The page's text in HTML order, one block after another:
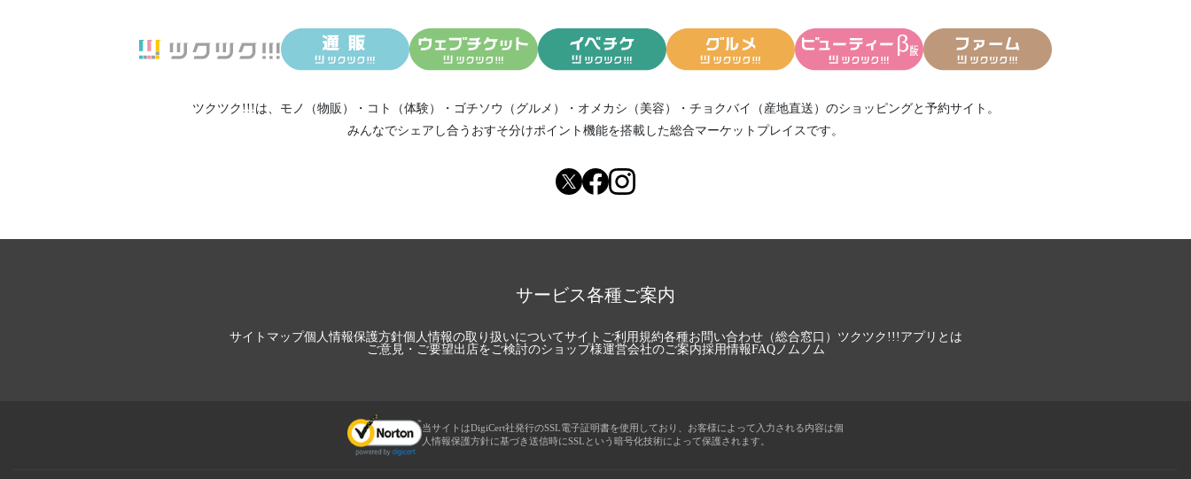
ツクツク!!!は、 モノ（物販） ・ コト（体験） ・ ゴチソウ（グルメ） ・ オメカシ（美容） ・ チョクバイ（産地直送） のショッピングと予約サイト。
みんなでシェアし合う おすそ分けポイント機能を搭載した総合マーケットプレイスです。
サービス各種ご案内
サイトマップ個人情報保護方針個人情報の取り扱いについてサイトご利用規約各種お問い合わせ（総合窓口） ツクツク!!!アプリとは
ご意見・ご要望出店をご検討のショップ様運営会社のご案内採用情報FAQノムノム
当サイトはDigiCert社発行のSSL電子証明書を使用しており、お客様によって入力される内容は個
人情報保護方針に基づき送信時にSSLという暗号化技術によって保護されます。